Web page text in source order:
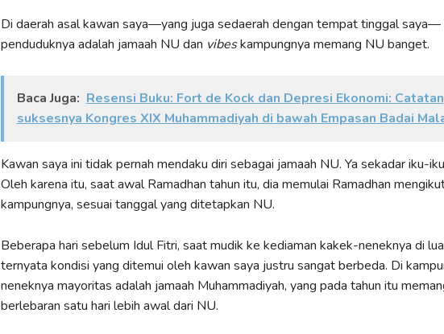
Di daerah asal kawan saya—yang juga sedaerah dengan tempat tinggal saya—
penduduknya adalah jamaah NU dan vibeskampungnya memang NU banget.
Baca Juga: Resensi Buku: Fort de Kock dan Depresi Ekonomi: Catatan
suksesnya Kongres XIX Muhammadiyah di bawah Empasan Badai
Kawan saya ini tidak pernah mendaku diri sebagai jamaah NU. Ya sekadar iku-
Oleh karena itu, saat awal Ramadhan tahun itu, dia memulai Ramadhan
kampungnya, sesuai tanggal yang ditetapkan NU.
Beberapa hari sebelum Idul Fitri, saat mudik ke kediaman kakek-neneknya di
ternyata kondisi yang ditemui oleh kawan saya justru sangat berbeda. Di
neneknya mayoritas adalah jamaah Muhammadiyah, yang pada tahun itu
berlebaran satu hari lebih awal dari NU.